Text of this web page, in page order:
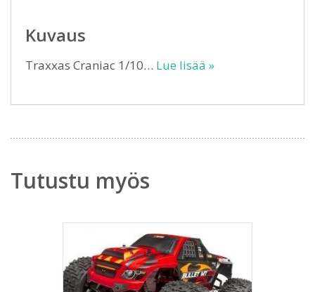
Kuvaus
Traxxas Craniac 1/10… Lue lisää »
Tutustu myös